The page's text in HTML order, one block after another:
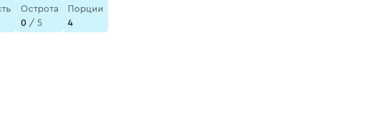
Острота
0 / 5
Порции
4